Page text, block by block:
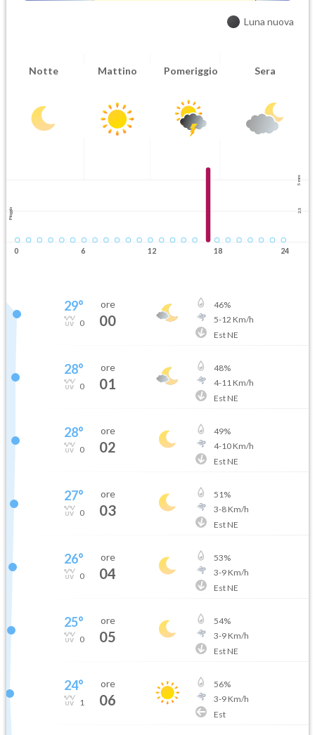
Luna nuova
Notte Mattino Pomeriggio Sera
5 mm
2.5
Pioggia
0 6 12 18 24
29°
0
ore
00
46%
5-12 Km/h
Est NE
28°
0
ore
01
48%
4-11Km/h
Est NE
28°
0
ore
02
49%
4-10Km/h
Est NE
27°
0
ore
03
51%
3-8Km/h
Est NE
26°
0
ore
04
53%
3-9Km/h
Est NE
25°
0
ore
05
54%
3-9Km/h
Est NE
24°
1
ore
06
56%
3-9Km/h
Est